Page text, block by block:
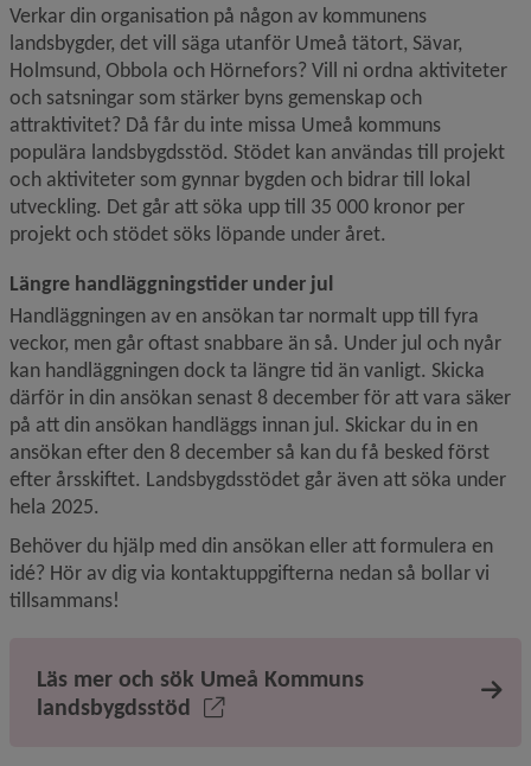
Verkar din organisation på någon av kommunens
landsbygder, det vill säga utanför Umeå tätort, Sävar,
Holmsund, Obbola och Hörnefors? Vill ni ordna aktiviteter
och satsningar som stärker byns gemenskap och
attraktivitet? Då får du inte missa Umeå kommuns
populära landsbygdsstöd. Stödet kan användas till projekt
och aktiviteter som gynnar bygden och bidrar till lokal
utveckling. Det går att söka upp till 35 000 kronor per
projekt och stödet söks löpande under året.
Längre handläggningstider under jul
Handläggningen av en ansökan tar normalt upp till fyra
veckor, men går oftast snabbare än så. Under jul och nyår
kan handläggningen dock ta längre tid än vanligt. Skicka
därför in din ansökan senast 8 december för att vara säker
på att din ansökan handläggs innan jul. Skickar du in en
ansökan efter den 8 december så kan du få besked först
efter årsskiftet. Landsbygdsstödet går även att söka under
hela 2025.
Behöver du hjälp med din ansökan eller att formulera en
idé? Hör av dig via kontaktuppgifterna nedan så bollar vi
tillsammans!
Läs mer och sök Umeå Kommuns
landsbygdsstöd